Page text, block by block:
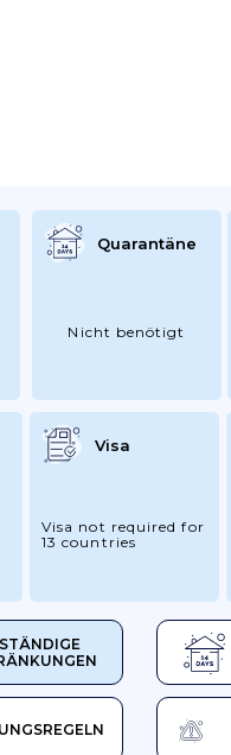
Quarantäne
Nicht benötigt
Visa
Visa not required for
13 countries